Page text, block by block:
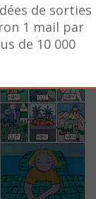
de sorties
1 mail par
de 10 000